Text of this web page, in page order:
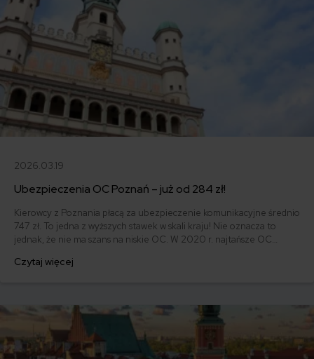
2026.03.19
Ubezpieczenia OC Poznań – już od 284 zł!
Kierowcy z Poznania płacą za ubezpieczenie komunikacyjne średnio
747 zł. To jedna z wyższych stawek w skali kraju! Nie oznacza to
jednak, że nie ma szans na niskie OC. W 2020 r. najtańsze OC
zapłacił za polisę 284 zł. To nie wszystkie okazyjne oferty, jakie
Czytaj więcej